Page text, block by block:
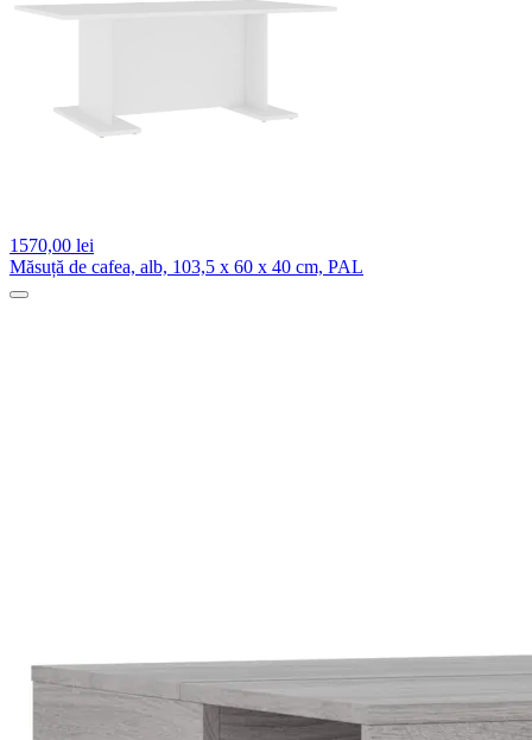
1570,00 lei
Măsuță de cafea, alb, 103,5 x 60 x 40 cm, PAL